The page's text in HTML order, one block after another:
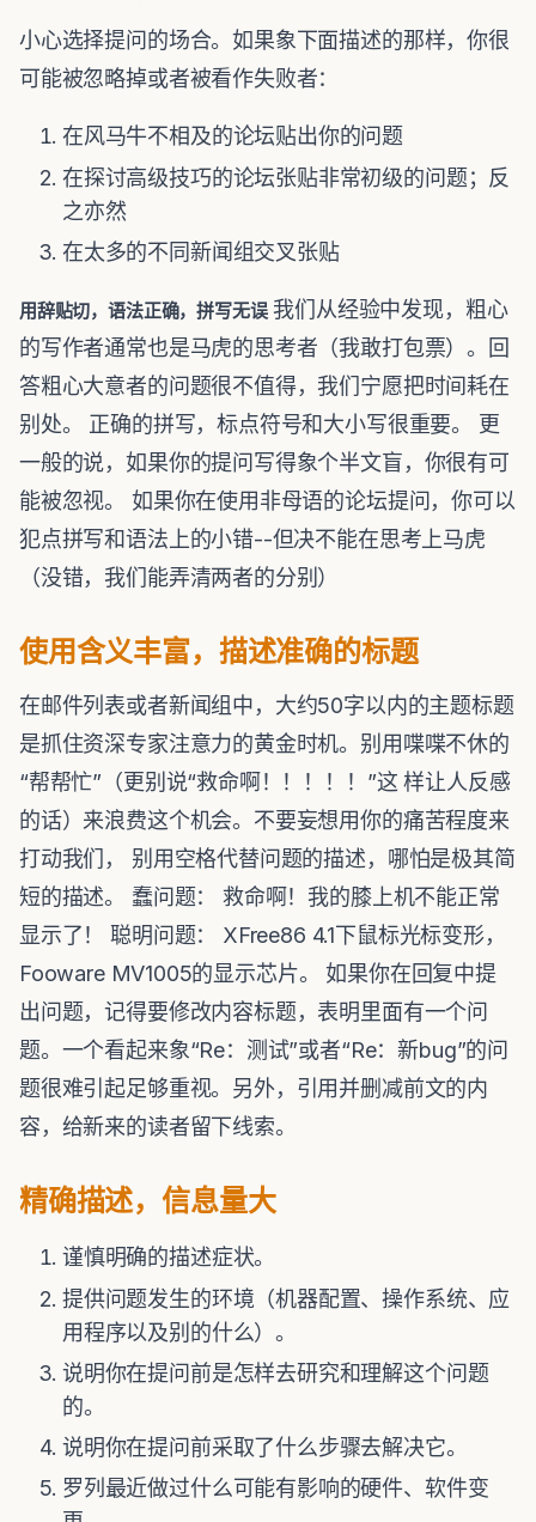
小心选择提问的场合。如果象下面描述的那样，你很
可能被忽略掉或者被看作失败者：
在风马牛不相及的论坛贴出你的问题
在探讨高级技巧的论坛张贴非常初级的问题；反
之亦然
在太多的不同新闻组交叉张贴
用辞贴切，语法正确，拼写无误我们从经验中发现，粗心
的写作者通常也是马虎的思考者（我敢打包票）。回
答粗心大意者的问题很不值得，我们宁愿把时间耗在
别处。 正确的拼写，标点符号和大小写很重要。 更
一般的说，如果你的提问写得象个半文盲，你很有可
能被忽视。 如果你在使用非母语的论坛提问，你可以
犯点拼写和语法上的小错--但决不能在思考上马虎
（没错，我们能弄清两者的分别）
使用含义丰富，描述准确的标题
在邮件列表或者新闻组中，大约50字以内的主题标题
是抓住资深专家注意力的黄金时机。别用喋喋不休的
“帮帮忙”（更别说“救命啊！！！！！”这 样让人反感
的话）来浪费这个机会。不要妄想用你的痛苦程度来
打动我们， 别用空格代替问题的描述，哪怕是极其简
短的描述。 蠢问题： 救命啊！我的膝上机不能正常
显示了！ 聪明问题： XFree86 4.1下鼠标光标变形，
Fooware MV1005的显示芯片。 如果你在回复中提
出问题，记得要修改内容标题，表明里面有一个问
题。一个看起来象“Re：测试”或者“Re：新bug”的问
题很难引起足够重视。另外，引用并删减前文的内
容，给新来的读者留下线索。
精确描述，信息量大
谨慎明确的描述症状。
提供问题发生的环境（机器配置、操作系统、应
用程序以及别的什么）。
说明你在提问前是怎样去研究和理解这个问题
的。
说明你在提问前采取了什么步骤去解决它。
罗列最近做过什么可能有影响的硬件、软件变